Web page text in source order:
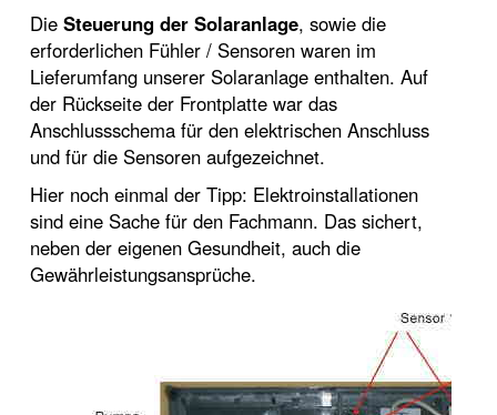
Die Steuerung der Solaranlage, sowie die
erforderlichen Fühler / Sensoren waren im
Lieferumfang unserer Solaranlage enthalten. Auf
der Rückseite der Frontplatte war das
Anschlussschema für den elektrischen Anschluss
und für die Sensoren aufgezeichnet.
Hier noch einmal der Tipp: Elektroinstallationen
sind eine Sache für den Fachmann. Das sichert,
neben der eigenen Gesundheit, auch die
Gewährleistungsansprüche.